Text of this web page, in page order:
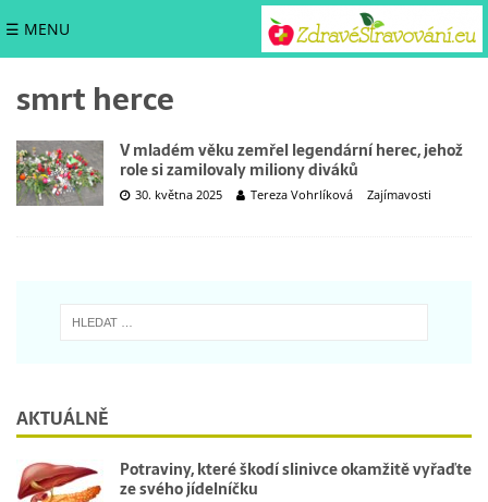
☰ MENU
smrt herce
V mladém věku zemřel legendární herec, jehož
role si zamilovaly miliony diváků
30. května 2025 Tereza Vohrlíková Zajímavosti
AKTUÁLNĚ
Potraviny, které škodí slinivce okamžitě vyřaďte
ze svého jídelníčku